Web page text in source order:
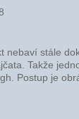
nebaví stále
Takže
Postup je